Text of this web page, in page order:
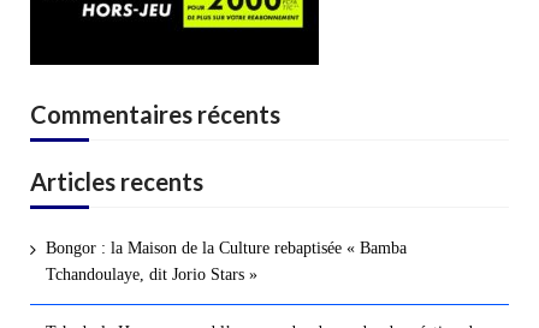
Commentaires récents
Articles recents
Bongor : la Maison de la Culture rebaptisée « Bamba
Tchandoulaye, dit Jorio Stars »